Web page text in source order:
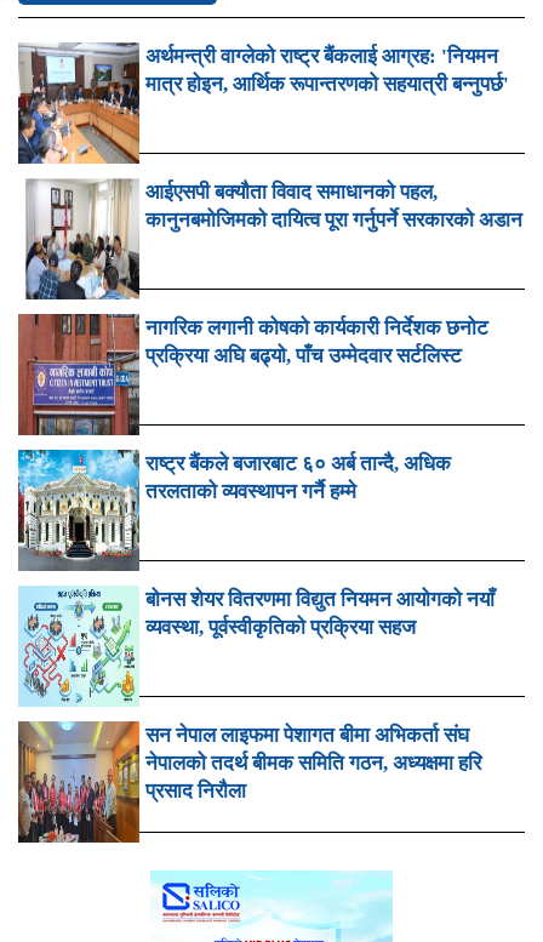
अर्थमन्त्री वाग्लेको राष्ट्र बैंकलाई आग्रह: 'नियमन
मात्र होइन, आर्थिक रूपान्तरणको सहयात्री बन्नुपर्छ'
आईएसपी बक्यौता विवाद समाधानको पहल,
कानुनबमोजिमको दायित्व पूरा गर्नुपर्ने सरकारको अडान
नागरिक लगानी कोषको कार्यकारी निर्देशक छनोट
प्रक्रिया अघि बढ्यो, पाँच उम्मेदवार सर्टलिस्ट
राष्ट्र बैंकले बजारबाट ६० अर्ब तान्दै, अधिक
तरलताको व्यवस्थापन गर्नै हम्मे
बोनस शेयर वितरणमा विद्युत नियमन आयोगको नयाँ
व्यवस्था, पूर्वस्वीकृतिको प्रक्रिया सहज
सन नेपाल लाइफमा पेशागत बीमा अभिकर्ता संघ
नेपालको तदर्थ बीमक समिति गठन, अध्यक्षमा हरि
प्रसाद निरौला